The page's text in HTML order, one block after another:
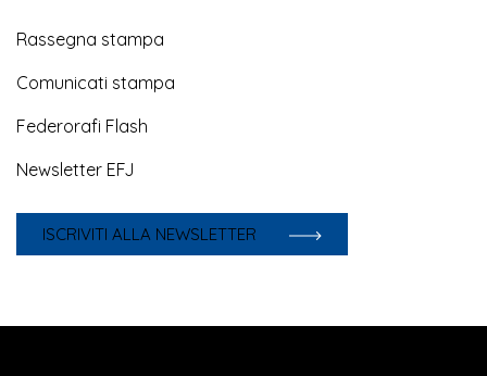
Rassegna stampa
Comunicati stampa
Federorafi Flash
Newsletter EFJ
ISCRIVITI ALLA NEWSLETTER